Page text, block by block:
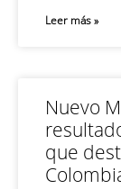
Leer más »
Nuevo
que